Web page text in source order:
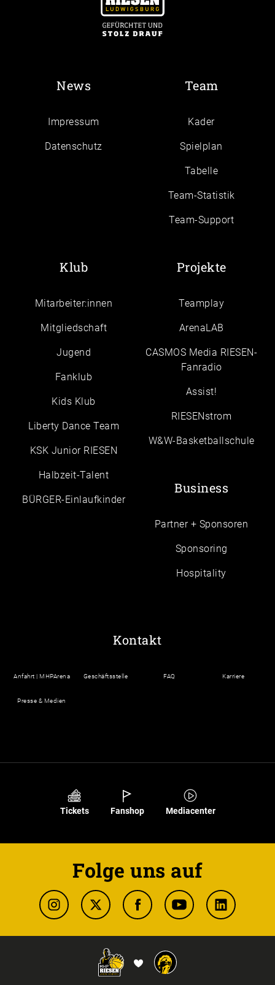
News
Impressum
Daten­schutz
Team
Kader
Spielplan
Tabelle
Team-Statistik
Team-Support
Klub
Mitarbeiter:innen
Mitgliedschaft
Jugend
Fanklub
Kids Klub
Liberty Dance Team
KSK Junior RIESEN
Halbzeit-Talent
BÜRGER-Einlaufkinder
Projekte
Teamplay
ArenaLAB
CASMOS Media RIESEN-
Fanradio
Assist!
RIESENstrom
W&W-Basketballschule
Business
Partner + Sponsoren
Sponsoring
Hospitality
Kontakt
Anfahrt | MHPArena Geschäftsstelle FAQ Karriere
Presse & Medien
Tickets Fanshop Mediacenter
Folge uns auf